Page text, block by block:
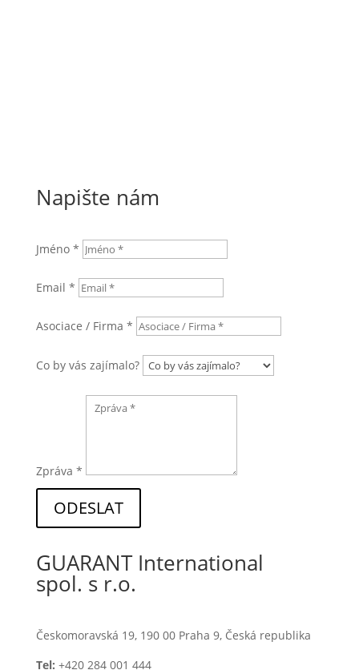
Napište nám
Jméno *
Email *
Asociace / Firma *
Co by vás zajímalo?
Zpráva *
ODESLAT
GUARANT International
spol. s r.o.
Českomoravská 19, 190 00 Praha 9, Česká republika
Tel: +420 284 001 444